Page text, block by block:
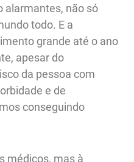
alarmantes, não só
todo. E a
grande até o ano
apesar do
da pessoa com
e de
conseguindo
médicos, mas à